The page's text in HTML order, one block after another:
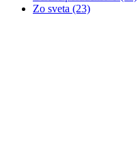
Zo sveta (23)